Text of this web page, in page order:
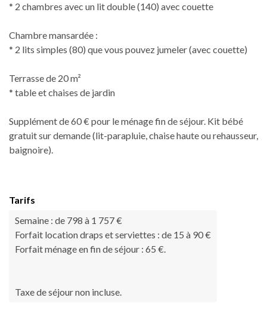
* 2 chambres avec un lit double (140) avec couette
Chambre mansardée :
* 2 lits simples (80) que vous pouvez jumeler (avec couette)
Terrasse de 20 m²
* table et chaises de jardin
Supplément de 60 € pour le ménage fin de séjour. Kit bébé
gratuit sur demande (lit-parapluie, chaise haute ou rehausseur,
baignoire).
Tarifs
Semaine : de 798 à 1 757 €
Forfait location draps et serviettes : de 15 à 90 €
Forfait ménage en fin de séjour : 65 €.
Taxe de séjour non incluse.